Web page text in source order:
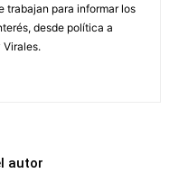
trabajan para informar los
desde política a
Virales.
autor